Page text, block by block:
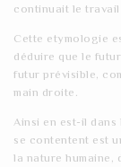
continuait le travail
Cette etymologie
déduire que le
futur prévisible,
main droite.
Ainsi en est-il
se contentent est
la nature humaine,